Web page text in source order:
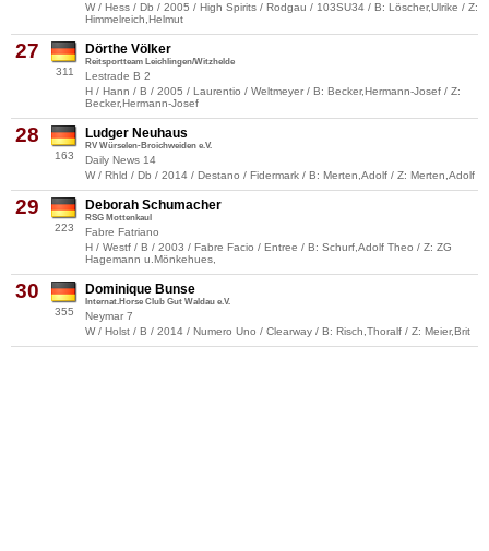
W / Hess / Db / 2005 / High Spirits / Rodgau / 103SU34 / B: Löscher,Ulrike / Z:
Himmelreich,Helmut
27
311
Dörthe Völker
Reitsportteam Leichlingen/Witzhelde
Lestrade B 2
H / Hann / B / 2005 / Laurentio / Weltmeyer / B: Becker,Hermann-Josef / Z:
Becker,Hermann-Josef
28
163
Ludger Neuhaus
RV Würselen-Broichweiden e.V.
Daily News 14
W / Rhld / Db / 2014 / Destano / Fidermark / B: Merten,Adolf / Z: Merten,Adolf
29
223
Deborah Schumacher
RSG Mottenkaul
Fabre Fatriano
H / Westf / B / 2003 / Fabre Facio / Entree / B: Schurf,Adolf Theo / Z: ZG
Hagemann u.Mönkehues,
30
355
Dominique Bunse
Internat.Horse Club Gut Waldau e.V.
Neymar 7
W / Holst / B / 2014 / Numero Uno / Clearway / B: Risch,Thoralf / Z: Meier,Brit